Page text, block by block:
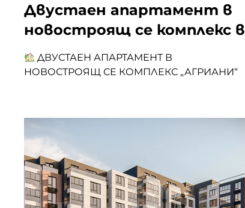
Двустаен апартамент в
новостроящ се комплекс в
кв. Изток
ДВУСТАЕН АПАРТАМЕНТ В
НОВОСТРОЯЩ СЕ КОМПЛЕКС „АГРИАНИ“
„Агриани“, разположен в предпочитания
Проектът е в начален етап на
реализация и предоставя отлична
възможност за покупка на жилище на
атрактивна цена още преди старта на
строителството.
ЛОКАЦИЯ … <a